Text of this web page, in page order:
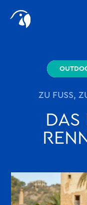
Start
Storys
ZU FUSS,
DAS